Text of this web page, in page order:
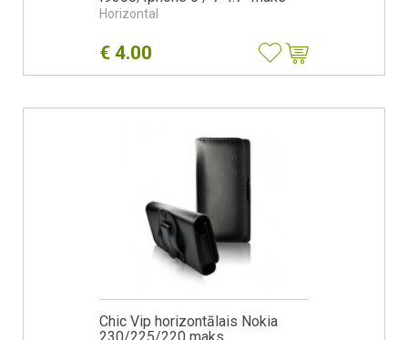
Horizontal
€ 4.00
Chic Vip horizontālais Nokia